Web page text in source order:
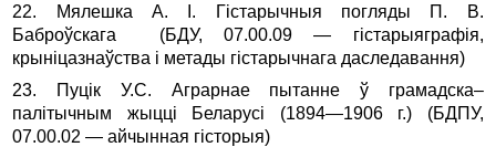
22. Мялешка А. I. Гістарычныя погляды П. В.
Баброўскага (БДУ, 07.00.09 — гістарыяграфія,
крыніцазнаўства і метады гістарычнага даследавання)
23. Пуцік У.С. Аграрнае пытанне ў грамадска–
палітычным жыцці Беларусі (1894—1906 г.) (БДПУ,
07.00.02 — айчынная гісторыя)